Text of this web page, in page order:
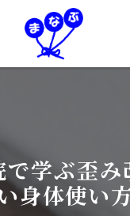
学ぶ歪み
身体使い